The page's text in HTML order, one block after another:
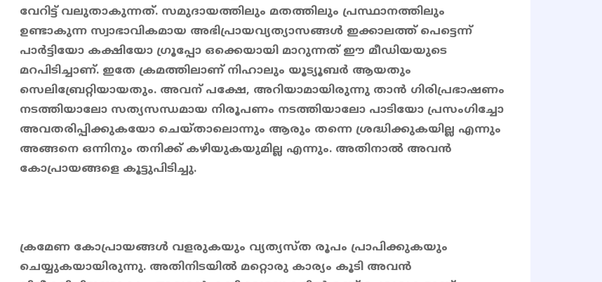
വേറിട്ട് വലുതാകുന്നത്. സമുദായത്തിലും മതത്തിലും പ്രസ്ഥാനത്തിലും
ഉണ്ടാകുന്ന സ്വാഭാവികമായ അഭിപ്രായവ്യത്യാസങ്ങൾ ഇക്കാലത്ത് പെട്ടെന്ന്
പാർട്ടിയോ കക്ഷിയോ ഗ്രൂപ്പോ ഒക്കെയായി മാറുന്നത് ഈ മീഡിയയുടെ
മറപിടിച്ചാണ്. ഇതേ ക്രമത്തിലാണ് നിഹാലും യൂട്യൂബർ ആയതും
സെലിബ്രേറ്റിയായതും. അവന് പക്ഷേ, അറിയാമായിരുന്നു താൻ ഗിരിപ്രഭാഷണം
നടത്തിയാലോ സത്യസന്ധമായ നിരൂപണം നടത്തിയാലോ പാടിയോ പ്രസംഗിച്ചോ
അവതരിപ്പിക്കുകയോ ചെയ്താലൊന്നും ആരും തന്നെ ശ്രദ്ധിക്കുകയില്ല എന്നും
അങ്ങനെ ഒന്നിനും തനിക്ക് കഴിയുകയുമില്ല എന്നും. അതിനാൽ അവൻ
കോപ്രായങ്ങളെ കൂട്ടുപിടിച്ചു.
ക്രമേണ കോപ്രായങ്ങൾ വളരുകയും വ്യത്യസ്ത രൂപം പ്രാപിക്കുകയും
ചെയ്യുകയായിരുന്നു. അതിനിടയിൽ മറ്റൊരു കാര്യം കൂടി അവൻ